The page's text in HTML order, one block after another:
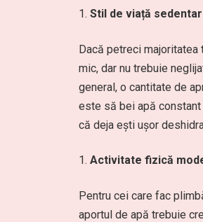
Stil de viață sedentar
Dacă petreci
mic, dar nu trebuie
general, o cantitate de
este să bei apă
că deja ești ușor
Activitate fizică
Pentru cei care fac
aportul de apă trebuie